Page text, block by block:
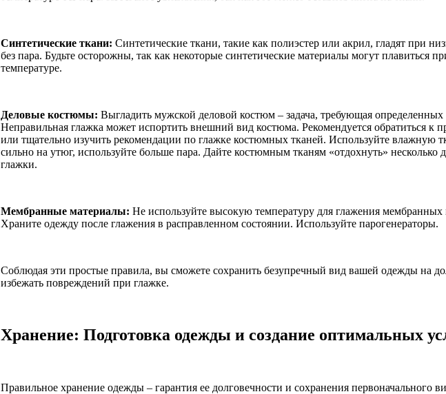
Синтетические ткани: Синтетические ткани, такие как полиэстер или акрил, гладят при
без пара. Будьте осторожны, так как некоторые синтетические материалы могут плавиться
температуре.
Деловые костюмы: Выгладить мужской деловой костюм – задача, требующая определенных
Неправильная глажка может испортить внешний вид костюма. Рекомендуется обратиться к
или тщательно изучить рекомендации по глажке костюмных тканей. Используйте влажную
сильно на утюг, используйте больше пара. Дайте костюмным тканям «отдохнуть» несколько
глажки.
Мембранные материалы: Не используйте высокую температуру для глажения мембранных
Храните одежду после глажения в расправленном состоянии. Используйте парогенераторы.
Соблюдая эти простые правила, вы сможете сохранить безупречный вид вашей одежды на
избежать повреждений при глажке.
Хранение: Подготовка одежды и создание оптимальных
Правильное хранение одежды – гарантия ее долговечности и сохранения первоначального